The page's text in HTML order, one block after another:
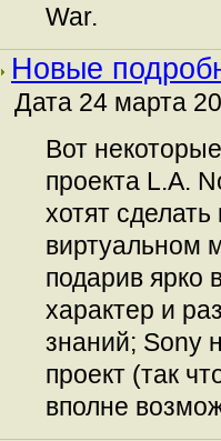
War.
Новые
Дата 24 марта
Вот
проекта L.A.
хотят
виртуальном
подарив
характер и
знаний; Sony
проект (так
вполне